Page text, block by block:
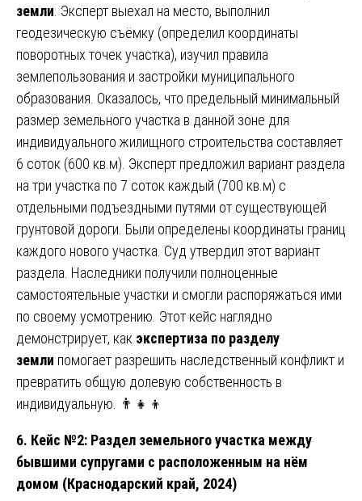
земли . Эксперт выехал на место, выполнил
геодезическую съёмку (определил координаты
поворотных точек участка), изучил правила
землепользования и застройки муниципального
образования. Оказалось, что предельный минимальный
размер земельного участка в данной зоне для
индивидуального жилищного строительства составляет
6 соток (600 кв.м). Эксперт предложил вариант раздела
на три участка по 7 соток каждый (700 кв.м) с
отдельными подъездными путями от существующей
грунтовой дороги. Были определены координаты границ
каждого нового участка. Суд утвердил этот вариант
раздела. Наследники получили полноценные
самостоятельные участки и смогли распоряжаться ими
по своему усмотрению. Этот кейс наглядно
демонстрирует, как экспертиза по разделу
земли помогает разрешить наследственный конфликт и
превратить общую долевую собственность в
индивидуальную. 👨‍👧‍👦
6. Кейс №2: Раздел земельного участка между
бывшими супругами с расположенным на нём
домом (Краснодарский край, 2024)